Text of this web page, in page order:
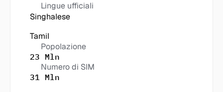
Lingue ufficiali
Singhalese
Tamil
Popolazione
23 Mln
Numero di SIM
31 Mln